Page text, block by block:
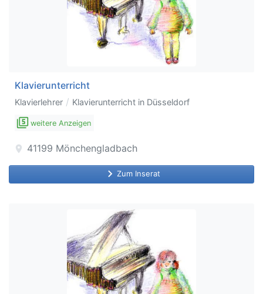
Klavierunterricht
Klavierlehrer / Klavierunterricht in Düsseldorf
filter_5 weitere Anzeigen
location_on 41199 Mönchengladbach
keyboard_arrow_right Zum Inserat